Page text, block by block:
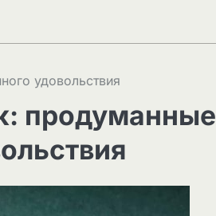
удовольствия
продуманные